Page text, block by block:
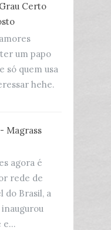
Certo
um papo
só quem usa
hehe.
Magrass
agora é
rede de
do Brasil, a
e...